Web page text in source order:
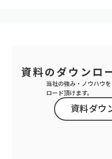
資料のダウンロ
当社の強み・ノウハウ
ロード頂けます。
資料ダウ